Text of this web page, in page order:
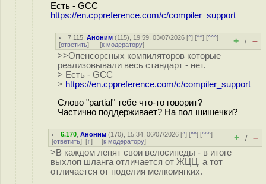
Есть - GCC
https://en.cppreference.com/c/compiler_support
7.115 ,Аноним (115), 19:59, 03/07/2026 [^] [^^] [^^^]
[ответить] [к модератору] + / –
>>Опенсорсных компиляторов которые
реализовывали весь стандарт - нет.
> Есть - GCC
> https://en.cppreference.com/c/compiler_support
Слово "partial" тебе что-то говорит?
Частично поддерживает? На пол шишечки?
6.170 ,Аноним (170), 15:34, 06/07/2026 [^] [^^] [^^^]
[ответить] [↑] [к модератору] + / –
>В каждом лепят свои велосипеды - в итоге
выхлоп шланга отличается от ЖЦЦ, а тот
отличается от поделия мелкомягких.